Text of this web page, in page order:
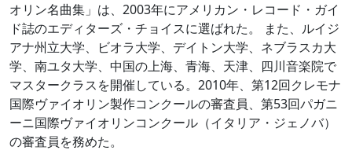
オリン名曲集」は、2003年にアメリカン・レコード・ガイ
ド誌のエディターズ・チョイスに選ばれた。 また、ルイジ
アナ州立大学、ビオラ大学、デイトン大学、ネブラスカ大
学、南ユタ大学、中国の上海、青海、天津、四川音楽院で
マスタークラスを開催している。2010年、第12回クレモナ
国際ヴァイオリン製作コンクールの審査員、第53回パガニ
ーニ国際ヴァイオリンコンクール（イタリア・ジェノバ）
の審査員を務めた。